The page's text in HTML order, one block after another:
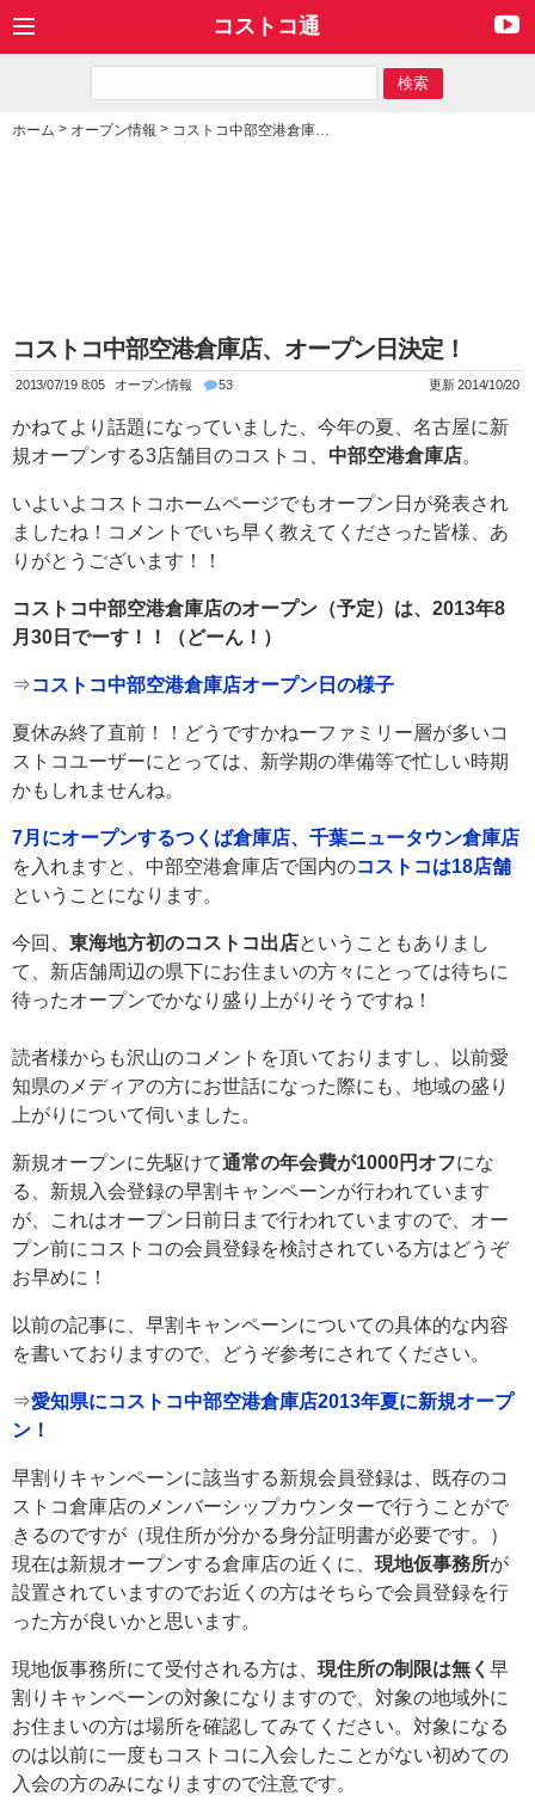
コストコ通
ホーム > オープン情報 > コストコ中部空港倉庫店、オープン日決定！
コストコ中部空港倉庫店、オープン日決定！
2013/07/19 8:05 オープン情報 53 更新 2014/10/20
かねてより話題になっていました、今年の夏、名古屋に新
規オープンする3店舗目のコストコ、 中部空港倉庫店。
いよいよコストコホームページでもオープン日が発表され
ましたね！コメントでいち早く教えてくださった皆様、あ
りがとうございます！！
コストコ中部空港倉庫店のオープン（予定）は、2013年8
月30日でーす！！（どーん！）
⇒コストコ中部空港倉庫店オープン日の様子
夏休み終了直前！！どうですかねーファミリー層が多いコ
ストコユーザーにとっては、新学期の準備等で忙しい時期
かもしれませんね。
7月にオープンするつくば倉庫店、千葉ニュータウン倉庫店
を入れますと、中部空港倉庫店で国内のコストコは18店舗
ということになります。
今回、 東海地方初のコストコ出店ということもありまし
て、新店舗周辺の県下にお住まいの方々にとっては待ちに
待ったオープンでかなり盛り上がりそうですね！
読者様からも沢山のコメントを頂いておりますし、以前愛
知県のメディアの方にお世話になった際にも、地域の盛り
上がりについて伺いました。
新規オープンに先駆けて通常の年会費が1000円オフにな
る、新規入会登録の早割キャンペーンが行われています
が、これはオープン日前日まで行われていますので、オー
プン前にコストコの会員登録を検討されている方はどうぞ
お早めに！
以前の記事に、早割キャンペーンについての具体的な内容
を書いておりますので、どうぞ参考にされてください。
⇒愛知県にコストコ中部空港倉庫店2013年夏に新規オープ
ン！
早割りキャンペーンに該当する新規会員登録は、既存のコ
ストコ倉庫店のメンバーシップカウンターで行うことがで
きるのですが（現住所が分かる身分証明書が必要です。）
現在は新規オープンする倉庫店の近くに、 現地仮事務所が
設置されていますのでお近くの方はそちらで会員登録を行
った方が良いかと思います。
現地仮事務所にて受付される方は、 現住所の制限は無く 早
割りキャンペーンの対象になりますので、対象の地域外に
お住まいの方は場所を確認してみてください。対象になる
のは以前に一度もコストコに入会したことがない初めての
入会の方のみになりますので注意です。